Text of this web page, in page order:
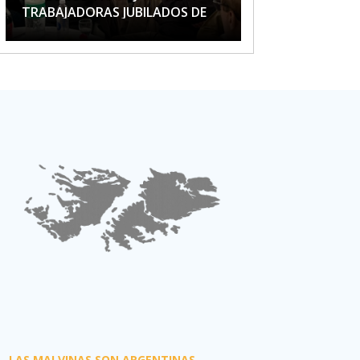
TRABAJADORAS JUBILADOS DE
APTA